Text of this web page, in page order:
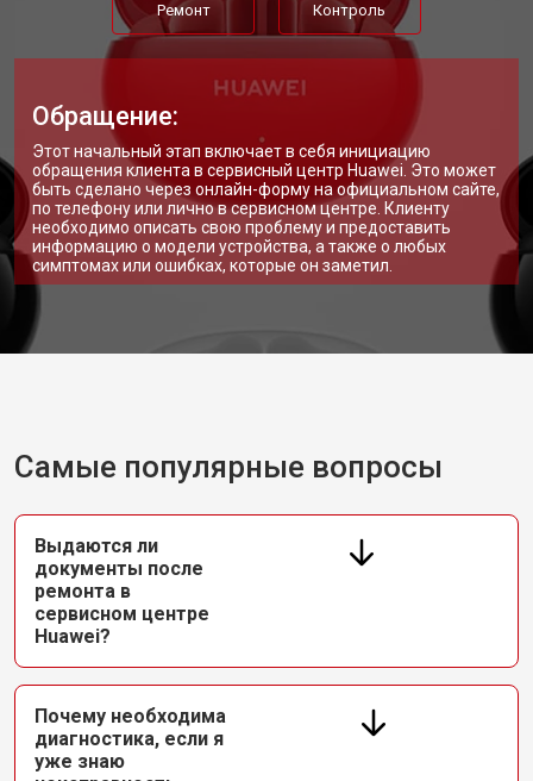
Ремонт Контроль
Обращение:
Этот начальный этап включает в себя инициацию
обращения клиента в сервисный центр Huawei. Это может
быть сделано через онлайн-форму на официальном сайте,
по телефону или лично в сервисном центре. Клиенту
необходимо описать свою проблему и предоставить
информацию о модели устройства, а также о любых
симптомах или ошибках, которые он заметил.
Самые популярные вопросы
Выдаются ли
документы после
ремонта в
сервисном центре
Huawei?
Почему необходима
диагностика, если я
уже знаю